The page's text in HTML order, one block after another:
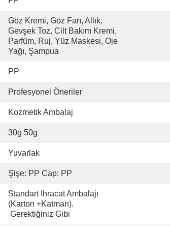
Göz Kremi, Göz Farı, Allık,
Gevşek Toz, Cilt Bakım Kremi,
Parfüm, Ruj, Yüz Maskesi, Oje
Yağı, Şampua
PP
Profesyonel Öneriler
Kozmetik Ambalaj
30g 50g
Yuvarlak
Şişe: PP Cap: PP
Standart Ihracat Ambalajı
(karton +katman).
Gerektiğiniz Gibi